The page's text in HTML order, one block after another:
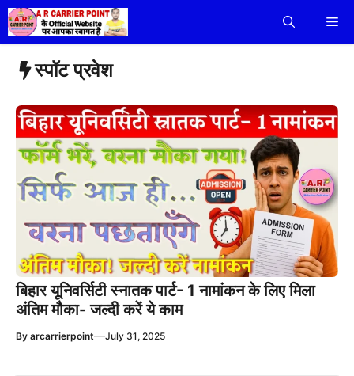
Skip
to
content
स्पॉट प्रवेश
बिहार यूनिवर्सिटी स्नातक पार्ट- 1 नामांकन के लिए मिला
अंतिम मौका- जल्दी करें ये काम
By arcarrierpoint—July 31, 2025